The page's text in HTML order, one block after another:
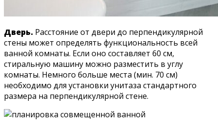
Дверь. Расстояние от двери до перпендикулярной
стены может определять функциональность всей
ванной комнаты. Если оно составляет 60 см,
стиральную машину можно разместить в углу
комнаты. Немного больше места (мин. 70 см)
необходимо для установки унитаза стандартного
размера на перпендикулярной стене.